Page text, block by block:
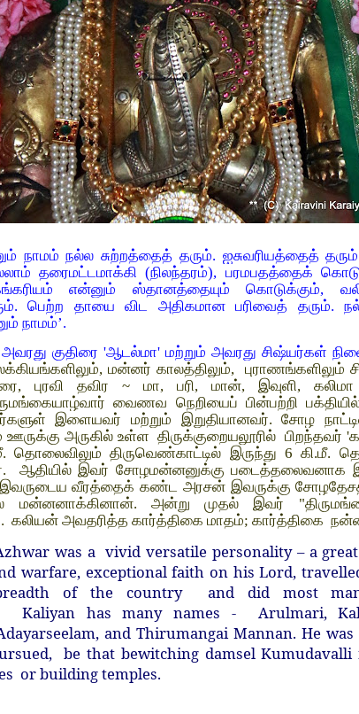
நாமம் நல்ல சுற்றத்தைத் தரும். ஐசுவரியத்தைத்
தரைமட்டமாக்கி (நிலந்தரம்), பரமபதத்தைக்
என்னும் ஸ்தானத்தையும் கொடுக்கும்,
பெற்ற தாயை விட அதிகமான பரிவைத் தரும்.
நாமம்’.
குதிரை 'ஆடல்மா' மற்றும் அவரது சிஷ்யர்கள்
மன்னர் காலத்திலும், புராணங்களிலும்
புரவி தவிர ~ மா, பரி, மான், இவுளி,
வைணவ நெறியைப் பின்பற்றி பக்தியில்
இளையவர் மற்றும் இறுதியானவர். சோழ
ஊருக்கு அருகில் உள்ள திருக்குறையலூரில் பிறந்தவர்
தொலைவிலும் திருவெண்காட்டில் இருந்து 6 கி.மீ.
ஆதியில் இவர் சோழமன்னனுக்கு படைத்தலைவனாக
வீரத்தைக் கண்ட அரசன் இவருக்கு
மன்னனாக்கினான். அன்று முதல் இவர்
கலியன் அவதரித்த கார்த்திகை மாதம்; கார்த்திகை
was a vivid versatile personality – a
warfare, exceptional faith on his Lord,
of the country and did most
Kaliyan has many names - Arulmari,
and Thirumangai Mannan. He was
be that bewitching damsel Kumudavalli
or building temples.